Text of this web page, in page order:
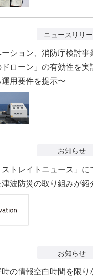
ニュースリリ
ション、消防庁検討事
ローン」の有効性を実
用要件を提示〜
お知らせ
トレイトニュース」に
波防災の取り組みが紹
お知らせ
の情報空白時間を限り